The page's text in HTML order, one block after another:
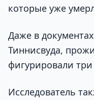
которые уже
Даже в
Тиннисвуда,
фигурировали
Исследователь